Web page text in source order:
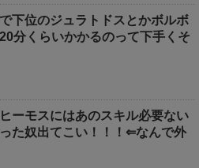
で下位のジュラトドスとかボルボ
分くらいかかるのって下手くそ
ヒーモスにはあのスキル必要ない
た奴出てこい！！！⇐なんで外